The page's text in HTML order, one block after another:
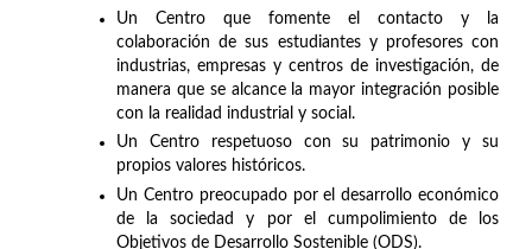
Un Centro que fomente el contacto y la
colaboración de sus estudiantes y profesores con
industrias, empresas y centros de investigación, de
manera que se alcance la mayor integración posible
con la realidad industrial y social.
Un Centro respetuoso con su patrimonio y su
propios valores históricos.
Un Centro preocupado por el desarrollo económico
de la sociedad y por el cumpolimiento de los
Objetivos de Desarrollo Sostenible (ODS).